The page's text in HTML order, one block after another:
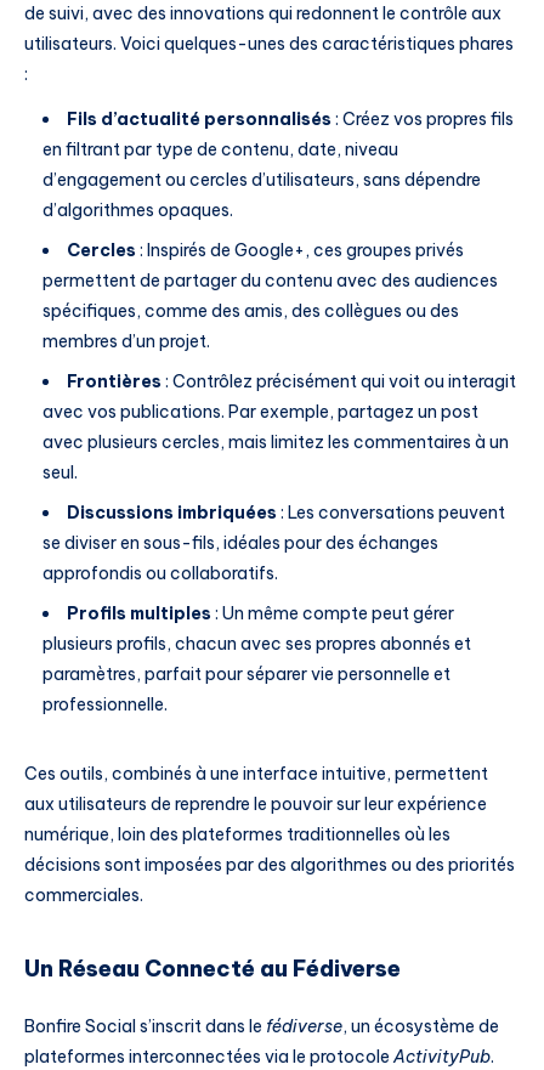
de suivi, avec des innovations qui redonnent le contrôle aux
utilisateurs. Voici quelques-unes des caractéristiques phares
:
Fils d’actualité personnalisés : Créez vos propres fils
en filtrant par type de contenu, date, niveau
d’engagement ou cercles d’utilisateurs, sans dépendre
d’algorithmes opaques.
Cercles : Inspirés de Google+, ces groupes privés
permettent de partager du contenu avec des audiences
spécifiques, comme des amis, des collègues ou des
membres d’un projet.
Frontières : Contrôlez précisément qui voit ou interagit
avec vos publications. Par exemple, partagez un post
avec plusieurs cercles, mais limitez les commentaires à un
seul.
Discussions imbriquées : Les conversations peuvent
se diviser en sous-fils, idéales pour des échanges
approfondis ou collaboratifs.
Profils multiples : Un même compte peut gérer
plusieurs profils, chacun avec ses propres abonnés et
paramètres, parfait pour séparer vie personnelle et
professionnelle.
Ces outils, combinés à une interface intuitive, permettent
aux utilisateurs de reprendre le pouvoir sur leur expérience
numérique, loin des plateformes traditionnelles où les
décisions sont imposées par des algorithmes ou des priorités
commerciales.
Un Réseau Connecté au Fédiverse
Bonfire Social s’inscrit dans le fédiverse, un écosystème de
plateformes interconnectées via le protocoleActivityPub.